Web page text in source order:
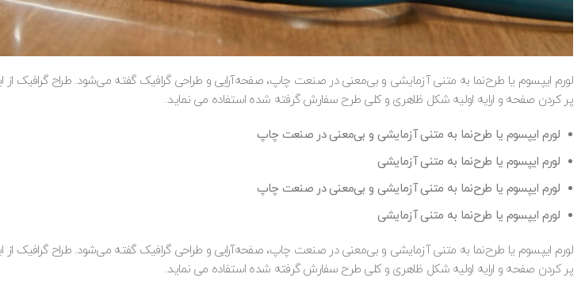
لورم ایپسوم یا طرح‌نما به متنی آزمایشی و بی‌معنی در صنعت چاپ، صفحه‌آرایی و طراحی گرافیک گفته می‌شود. طراح گرافیک از
پر کردن صفحه و ارایه اولیه شکل ظاهری و کلی طرح سفارش گرفته شده استفاده می نماید.
لورم ایپسوم یا طرح‌نما به متنی آزمایشی و بی‌معنی در صنعت چاپ
لورم ایپسوم یا طرح‌نما به متنی آزمایشی
لورم ایپسوم یا طرح‌نما به متنی آزمایشی و بی‌معنی در صنعت چاپ
لورم ایپسوم یا طرح‌نما به متنی آزمایشی
لورم ایپسوم یا طرح‌نما به متنی آزمایشی و بی‌معنی در صنعت چاپ، صفحه‌آرایی و طراحی گرافیک گفته می‌شود. طراح گرافیک از
پر کردن صفحه و ارایه اولیه شکل ظاهری و کلی طرح سفارش گرفته شده استفاده می نماید.